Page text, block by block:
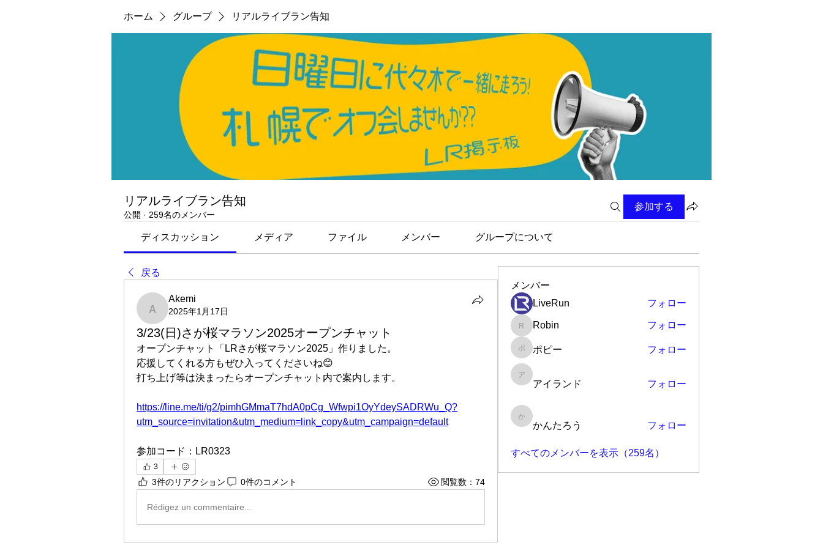
ホーム グループ リアルライブラン告知
リアルライブラン告知
公開 · 259名のメンバー
参加する
ディスカッション メディア ファイル メンバー グループについて
戻る
Akemi
Akemi
2025年1月17日
3/23(日)さが桜マラソン2025オープンチャット
オープンチャット「LRさが桜マラソン2025」作りました。
応援してくれる方もぜひ入ってくださいね😊
打ち上げ等は決まったらオープンチャット内で案内します。
https://line.me/ti/g2/pimhGMmaT7hdA0pCg_Wfwpi1OyYdeySADRWu_Q?
utm_source=invitation&utm_medium=link_copy&utm_campaign=default
参加コード：LR0323
3
3件のリアクション 0件のコメント 閲覧数：74
Rédigez un commentaire...
メンバー
LiveRun
フォロー
Robin
Robin フォロー
ポピーポピー フォロー
アイランド
アイランド フォロー
かんたろう
かんたろう フォロー
すべてのメンバーを表示（259名）